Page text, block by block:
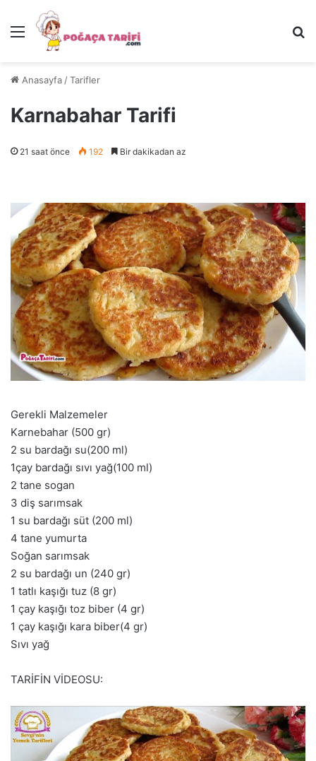
Menü
Anasayfa /Tarifler
Karnabahar Tarifi
21 saat önce 192 Bir dakikadan az
Gerekli Malzemeler
Karnebahar (500 gr)
2 su bardağı su(200 ml)
1çay bardağı sıvı yağ(100 ml)
2 tane sogan
3 diş sarımsak
1 su bardağı süt (200 ml)
4 tane yumurta
Soğan sarımsak
2 su bardağı un (240 gr)
1 tatlı kaşığı tuz (8 gr)
1 çay kaşığı toz biber (4 gr)
1 çay kaşığı kara biber(4 gr)
Sıvı yağ
TARİFİN VİDEOSU: